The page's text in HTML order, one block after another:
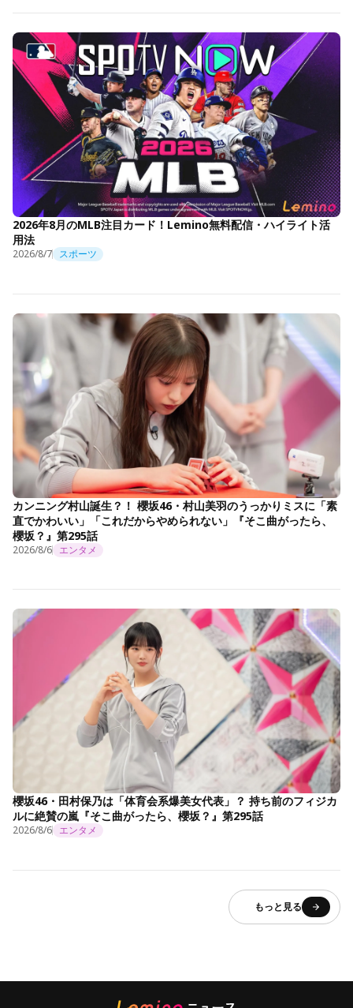
2026年8月のMLB注目カード！Lemino無料配信・ハイライト活
用法
2026/8/7 スポーツ
カンニング村山誕生？！ 櫻坂46・村山美羽のうっかりミスに「素
直でかわいい」「これだからやめられない」『そこ曲がったら、
櫻坂？』第295話
2026/8/6 エンタメ
櫻坂46・田村保乃は「体育会系爆美女代表」？ 持ち前のフィジカ
ルに絶賛の嵐『そこ曲がったら、櫻坂？』第295話
2026/8/6 エンタメ
もっと見る